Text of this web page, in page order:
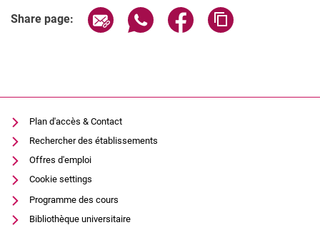
Share page: Share page via email
Share page via WhatsApp
Share page via
Plan d'accès & Contact
Rechercher des établissements
Offres d'emploi
Cookie settings
Programme des cours
Bibliothèque universitaire